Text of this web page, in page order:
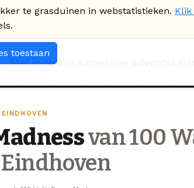
Stel jouw box samen
van 100
te grasduinen in webstatistieken.
toestaan